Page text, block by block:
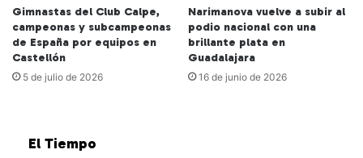
Gimnastas del Club Calpe,
campeonas y subcampeonas
de España por equipos en
Castellón
5 de julio de 2026
Narimanova vuelve a subir al
podio nacional con una
brillante plata en
Guadalajara
16 de junio de 2026
El Tiempo